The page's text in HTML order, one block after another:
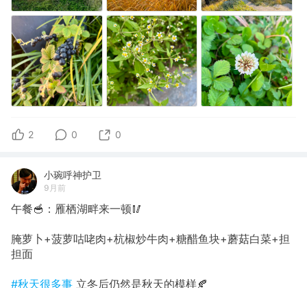
2 0 0
小琬呼神护卫
9月前
午餐🥣：雁栖湖畔来一顿🥢
腌萝卜+菠萝咕咾肉+杭椒炒牛肉+糖醋鱼块+蘑菇白菜+担
担面
#秋天很多事 立冬后仍然是秋天的模样🍂